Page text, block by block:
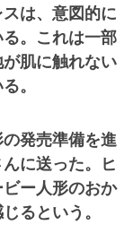
は、意図的に
。これは一部
肌に触れない
。
発売準備を進
に送った。ヒ
ー人形のおか
るという。